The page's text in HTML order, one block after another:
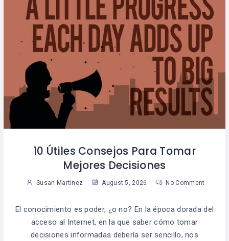
10 Útiles Consejos Para Tomar
Mejores Decisiones
Susan Martinez August 5, 2026 No Comment
El conocimiento es poder, ¿o no? En la época dorada del
acceso al Internet, en la que saber cómo tomar
decisiones informadas debería ser sencillo, nos